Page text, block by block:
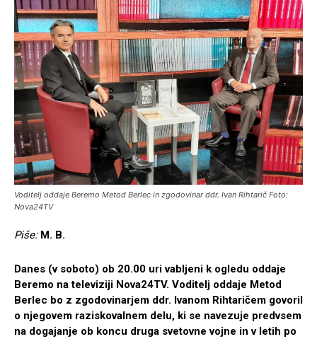
Voditelj oddaje Beremo Metod Berlec in zgodovinar ddr. Ivan Rihtarič Foto:
Nova24TV
Piše: M. B.
Danes (v soboto) ob 20.00 uri vabljeni k ogledu oddaje
Beremo na televiziji Nova24TV. Voditelj oddaje Metod
Berlec bo z zgodovinarjem ddr. Ivanom Rihtaričem govoril
o njegovem raziskovalnem delu, ki se navezuje predvsem
na dogajanje ob koncu druga svetovne vojne in v letih po